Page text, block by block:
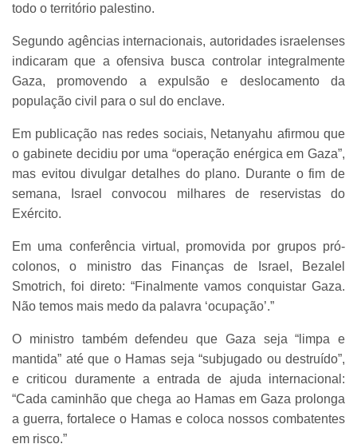
todo o território palestino.
Segundo agências internacionais, autoridades israelenses
indicaram que a ofensiva busca controlar integralmente
Gaza, promovendo a expulsão e deslocamento da
população civil para o sul do enclave.
Em publicação nas redes sociais, Netanyahu afirmou que
o gabinete decidiu por uma “operação enérgica em Gaza”,
mas evitou divulgar detalhes do plano. Durante o fim de
semana, Israel convocou milhares de reservistas do
Exército.
Em uma conferência virtual, promovida por grupos pró-
colonos, o ministro das Finanças de Israel, Bezalel
Smotrich, foi direto: “Finalmente vamos conquistar Gaza.
Não temos mais medo da palavra ‘ocupação’.”
O ministro também defendeu que Gaza seja “limpa e
mantida” até que o Hamas seja “subjugado ou destruído”,
e criticou duramente a entrada de ajuda internacional:
“Cada caminhão que chega ao Hamas em Gaza prolonga
a guerra, fortalece o Hamas e coloca nossos combatentes
em risco.”